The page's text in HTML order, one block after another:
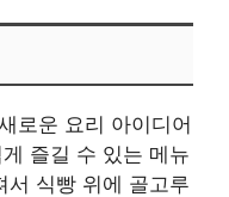
로운 요리 아이디어
즐길 수 있는 메뉴
서 식빵 위에 골고루